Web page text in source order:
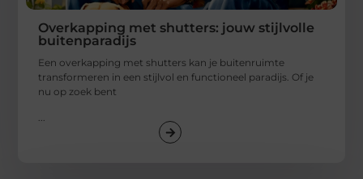
Overkapping met shutters: jouw stijlvolle
buitenparadijs
Een overkapping met shutters kan je buitenruimte
transformeren in een stijlvol en functioneel paradijs. Of je
nu op zoek bent
...